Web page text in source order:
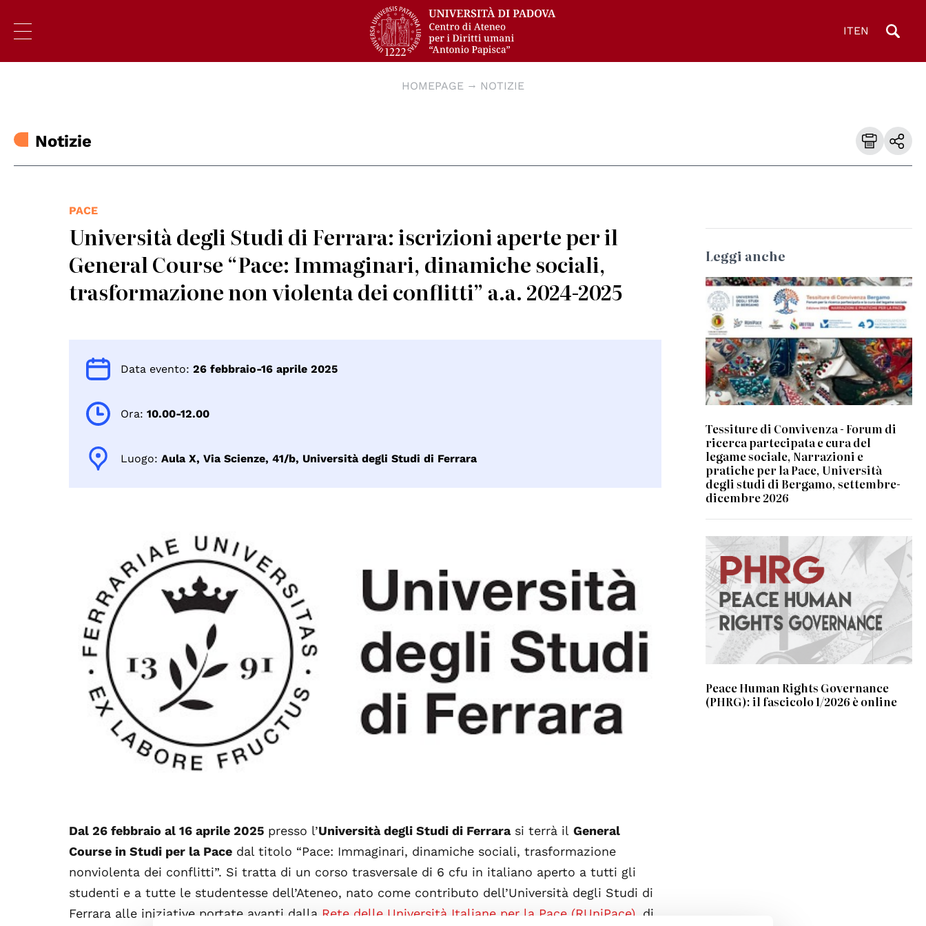
ITEN
HOMEPAGE NOTIZIE
Notizie
PACE
Università degli Studi di Ferrara: iscrizioni aperte per il
General Course “Pace: Immaginari, dinamiche sociali,
trasformazione non violenta dei conflitti” a.a. 2024-2025
Data evento: 26 febbraio-16 aprile 2025
Ora: 10.00-12.00
Luogo: Aula X, Via Scienze, 41/b, Università degli Studi di Ferrara
Dal 26 febbraio al 16 aprile 2025 presso l’Università degli Studi di Ferrarasi terrà ilGeneral
Course in Studi per la Pace dal titolo “Pace: Immaginari, dinamiche sociali, trasformazione
nonviolenta dei conflitti”. Si tratta di un corso trasversale di 6 cfu in italiano aperto a tutti gli
studenti e a tutte le studentesse dell’Ateneo, nato come contributo dell’Università degli Studi di
Ferrara alle iniziative portate avanti dalla Rete delle Università Italiane per la Pace (RUniPace) , di
Leggi anche
© Università degli Studi di Bologna
Tessiture di Convivenza - Forum di
ricerca partecipata e cura del
legame sociale, Narrazioni e
pratiche per la Pace, Università
degli studi di Bergamo, settembre-
dicembre 2026
Peace Human Rights Governance
(PHRG): il fascicolo 1/2026 è online